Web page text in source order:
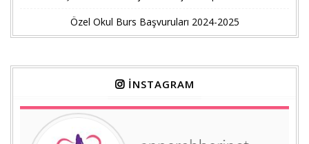
Özel Okul Burs Başvuruları 2024-2025
İNSTAGRAM